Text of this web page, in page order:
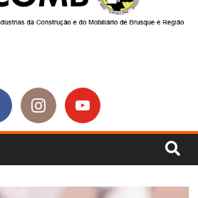
são eleitos para a direção da Nova